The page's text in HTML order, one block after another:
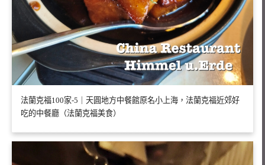
法蘭克福100家-5｜天圓地方中餐館原名小上海，法蘭克福近郊好
吃的中餐廳（法蘭克福美食）